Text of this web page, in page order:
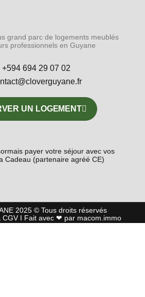
grand parc de logements meublés
professionnels en Guyane
+594 694 29 07 02
UN LOGEMENT
payer votre séjour avec vos
Cadeau (partenaire agréé CE)
2025 © Tous droits réservés
CGVI Fait avec ❤ par macom.immo